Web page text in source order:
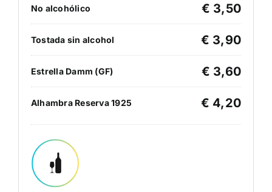
No alcohólico € 3,50
Tostada sin alcohol € 3,90
Estrella Damm (GF) € 3,60
Alhambra Reserva 1925 € 4,20